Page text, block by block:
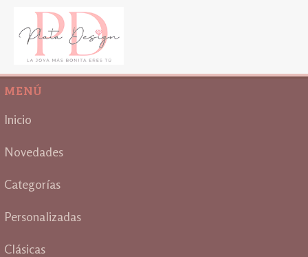
MENÚ
Inicio
Novedades
Categorías
Personalizadas
Clásicas